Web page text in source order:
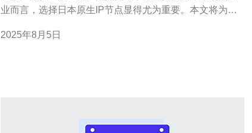
业而言，选择日本原生IP节点显得尤为重要。本文将为您
本原生IP节点的概念 日本原生IP节点是指在日本本地的服
2025年8月5日